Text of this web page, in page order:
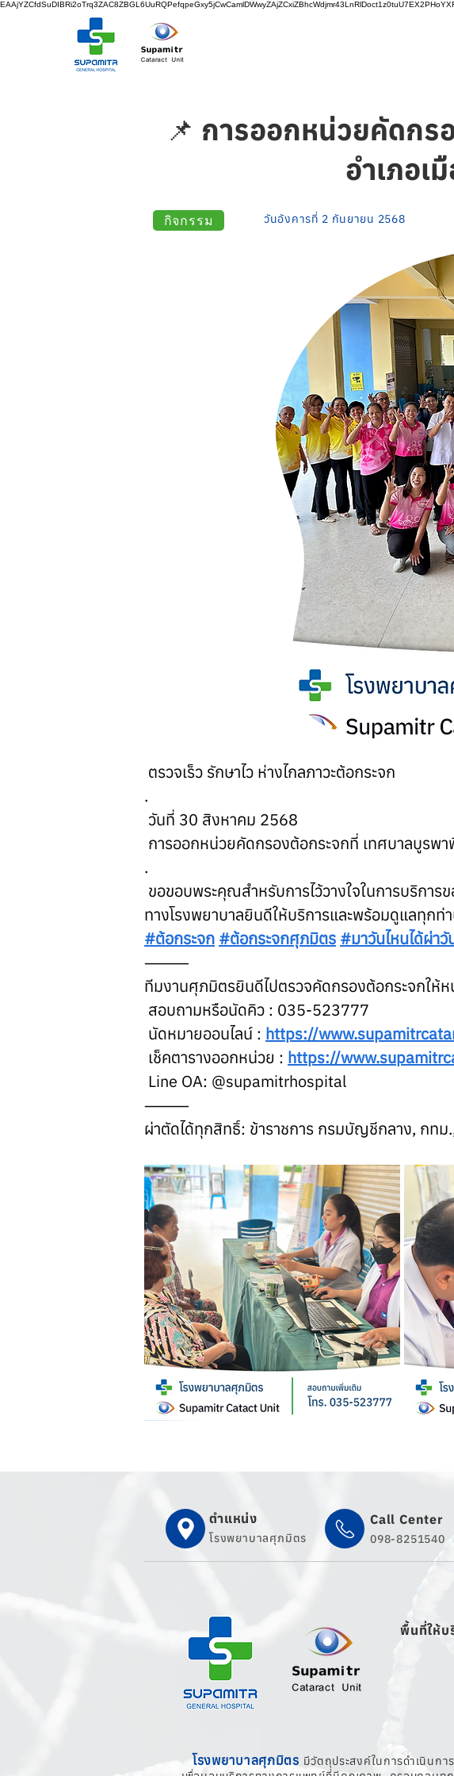
📌 การออกหน่วยคัดก
อำเภอเ
กิจกรรม วันอังคารที่ 2 กันยายน 2568
ตรวจเร็ว รักษาไว ห่างไกลภาวะต้อกระจก
.
วันที่ 30 สิงหาคม 2568
การออกหน่วยคัดกรองต้อกระจกที่ เทศบาลบูรพ
.
ขอขอบพระคุณสำหรับการไว้วางใจในการบริการ
ทางโรงพยาบาลยินดีให้บริการและพร้อมดูแลทุกท่
#ต้อกระจก #ต้อกระจกศุภมิตร #มาวันไหนได้ผ่า
⸻
ทีมงานศุภมิตรยินดีไปตรวจคัดกรองต้อกระจกให้ห
สอบถามหรือนัดคิว : 035-523777
นัดหมายออนไลน์ : https://
เช็คตารางออกหน่วย : https://
Line OA: @supamitrhospital
⸻
ผ่าตัดได้ทุกสิทธิ์: ข้าราชการ กรมบัญชีกลาง, กทม
ตำแหน่ง
โรงพยาบาลศุภมิตร
Call Center
098-8251540
พื้นที่ให้บ
โรงพยาบาลศุภมิตร มีวัตถุประสงค์ในการดำเนินการ